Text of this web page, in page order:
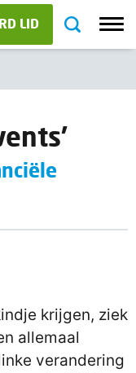
LID
krijgen, ziek
allemaal
verandering